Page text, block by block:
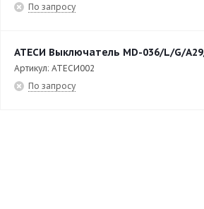
По запросу
АТЕСИ Выключатель МD-036/L/G/
Артикул: АТЕСИ002
По запросу